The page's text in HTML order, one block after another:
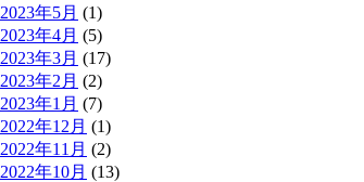
2023年5月 (1)
2023年4月 (5)
2023年3月 (17)
2023年2月 (2)
2023年1月 (7)
2022年12月 (1)
2022年11月 (2)
2022年10月 (13)